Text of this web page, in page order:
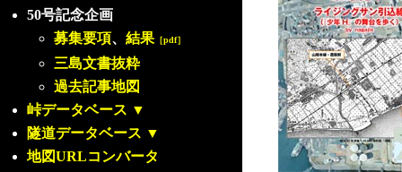
50号記念企画
募集要項、 結果 ［pdf］
三島文書抜粋
過去記事地図
峠データベース ▼
隧道データベース ▼
地図URLコンバータ